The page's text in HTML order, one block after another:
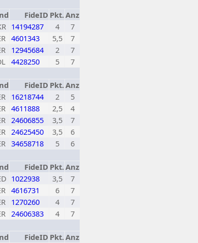
FideID Pkt.Anz
14194287 4
7
4601343 5,5
7
12945684 2
7
4428250 5
7
FideID Pkt.Anz
16218744 2
5
4611888 2,5
4
24606855 3,5
7
24625450 3,5
6
34658718 5
6
FideID Pkt.Anz
1022938 3,5
7
4616731 6
7
1270260 4
7
24606383 4
7
FideID Pkt.Anz